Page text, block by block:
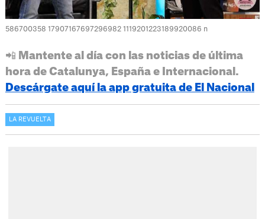
586700358 17907167697296982 1119201223189920086 n
📲 Mantente al día con las noticias de última
hora de Catalunya, España e Internacional.
Descárgate aquí la app gratuita de El Nacional
LA REVUELTA